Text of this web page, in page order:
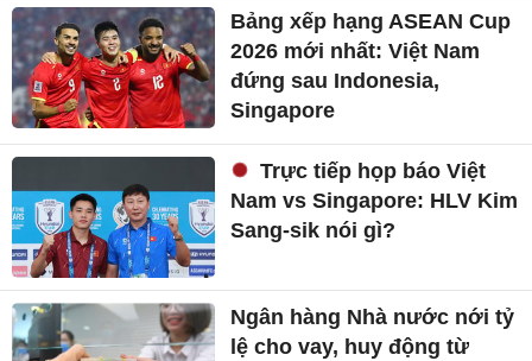
Bảng xếp hạng ASEAN Cup
2026 mới nhất: Việt Nam
đứng sau Indonesia,
Singapore
Trực tiếp họp báo Việt
Nam vs Singapore: HLV Kim
Sang-sik nói gì?
Ngân hàng Nhà nước nới tỷ
lệ cho vay, huy động từ